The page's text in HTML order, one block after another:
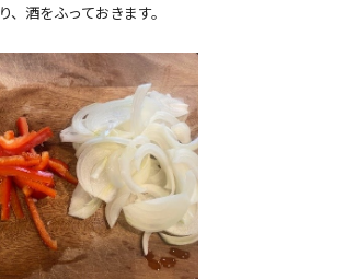
、酒をふっておきます。